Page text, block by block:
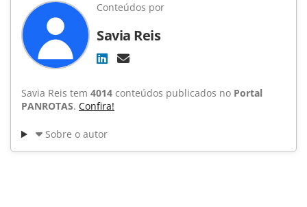
Conteúdos por
Savia Reis
Savia Reis tem 4014 conteúdos publicados no Portal
PANROTAS. Confira!
Sobre o autor